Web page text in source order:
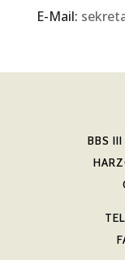
E-Mail:
BBS III